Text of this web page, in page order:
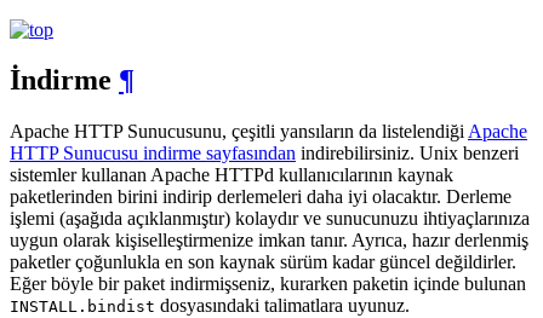
İndirme ¶
Apache HTTP Sunucusunu, çeşitli yansıların da listelendiği Apache
HTTP Sunucusu indirme sayfasından indirebilirsiniz. Unix benzeri
sistemler kullanan Apache HTTPd kullanıcılarının kaynak
paketlerinden birini indirip derlemeleri daha iyi olacaktır. Derleme
işlemi (aşağıda açıklanmıştır) kolaydır ve sunucunuzu ihtiyaçlarınıza
uygun olarak kişiselleştirmenize imkan tanır. Ayrıca, hazır derlenmiş
paketler çoğunlukla en son kaynak sürüm kadar güncel değildirler.
Eğer böyle bir paket indirmişseniz, kurarken paketin içinde bulunan
INSTALL.bindist dosyasındaki talimatlara uyunuz.